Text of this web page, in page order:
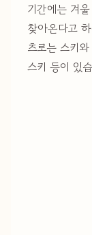
기간에는 겨
찾아온다고
츠로는 스키
스키 등이 있